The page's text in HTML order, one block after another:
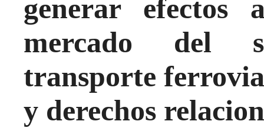
generar efectos
mercado del
transporte
y derechos